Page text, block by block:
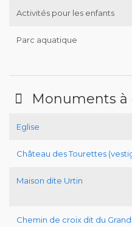
Activités pour les enfants
Parc aquatique
Monuments à
Eglise
Château des Tourettes
Maison dite Urtin
Chemin de croix dit du